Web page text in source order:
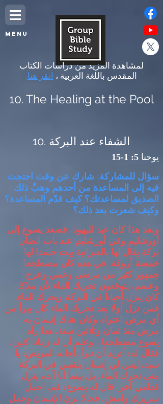
MENU
لمشاهدة المزيد من دراسات الكتاب
المقدس باللغة العربية ، انقر هنا.
10. The Healing at the Pool
10. الشفاء عند البركة
يوحنا 5: 1-15
سؤال للمشاركة: شارك عن وقت احتجت
فيه إلى المساعدة من أحدهم وهبَّ ذلك
الصديق لمساعدتك؟ كيف قدّم المساعدة؟
وكيف شعرت بعد ذلك؟
وبعد هذا كان عيد لليهود، فصعد يسوع إلى
أورشليم وفي أورشليم عند باب الضأن
بركة يقال لها بالعبرانية بيت حسدا لها
خمسة أروقة. في هذه كان مضطجعا
جمهور كثير من مرضى وعمي وعرج
وعسم، يتوقعون تحريك الماء.لأن ملاكا
كان ينزل أحيانا في البركة ويحرك الماء.
فمن نزل أولا بعد تحريك الماء كان يبرأ من
أي مرض اعتراه وكان هناك إنسان به
مرض منذ ثمان وثلاثين سنة. هذا رآه
يسوع مضطجعا ، وعلم أن له زمانا كثيرا،
فقال له: أتريد أن تبرأ . أجابه المريض: يا
سيد، ليس لي إنسان يلقيني في البركة
متى تحرك الماء. بل بينما أنا آت، ينزل
قدامي آخر . قال له يسوع: قم. احمل
سريرك وامش. فحالا برئ الإنسان وحمل